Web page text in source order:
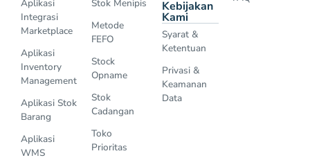
Aplikasi
Integrasi
Marketplace
Aplikasi
Inventory
Management
Aplikasi Stok
Barang
Aplikasi
WMS
Stok Menipis
Metode
FEFO
Stock
Opname
Stok
Cadangan
Toko
Prioritas
Kebijakan
Kami
Syarat &
Ketentuan
Privasi &
Keamanan
Data